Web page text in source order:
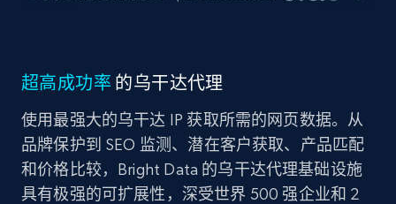
超高成功率 的乌干达代理
使用最强大的乌干达 IP 获取所需的网页数据。从
品牌保护到 SEO 监测、潜在客户获取、产品匹配
和价格比较，Bright Data 的乌干达代理基础设施
具有极强的可扩展性，深受世界 500 强企业和 2